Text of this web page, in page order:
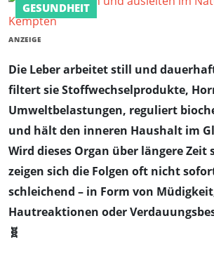
GESUNDHEIT
ANZEIGE
Die Leber arbeitet still und
filtert sie Stoffwechselprodukte,
Umweltbelastungen, reguliert
und hält den inneren Haushalt im
Wird dieses Organ über längere
zeigen sich die Folgen oft nicht
schleichend – in Form von
Hautreaktionen oder
🧬